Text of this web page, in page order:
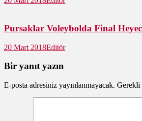
Pursaklar Voleybolda Final
20 Mart 2018Editör
Bir yanıt yazın
E-posta adresiniz yayınlanmayacak. Gerekli